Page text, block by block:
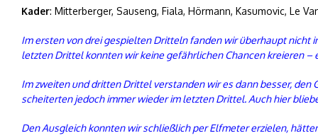
Kader: Mitterberger, Sauseng, Fiala, Hörmann, Kasumovic, Le
Im ersten von drei gespielten Dritteln fanden wir überhaupt nicht
letzten Drittel konnten wir keine gefährlichen Chancen kreieren
Im zweiten und dritten Drittel verstanden wir es dann besser,
scheiterten jedoch immer wieder im letzten Drittel. Auch hier
Den Ausgleich konnten wir schließlich per Elfmeter erzielen,